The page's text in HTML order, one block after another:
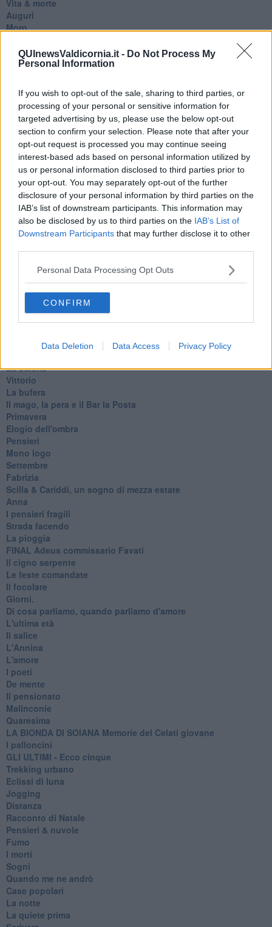
QUInewsValdicornia.it - Do Not Process My
Personal Information
If you wish to opt-out of the sale, sharing to third parties, or
processing of your personal or sensitive information for
targeted advertising by us, please use the below opt-out
section to confirm your selection. Please note that after your
opt-out request is processed you may continue seeing
interest-based ads based on personal information utilized by
us or personal information disclosed to third parties prior to
your opt-out. You may separately opt-out of the further
disclosure of your personal information by third parties on the
IAB’s list of downstream participants. This information may
also be disclosed by us to third parties on the IAB’s List of
Downstream Participants that may further disclose it to other
Personal Data Processing Opt Outs
CONFIRM
Data Deletion Data Access Privacy Policy
Vita & morte
Auguri
Moro
Continuando, la nonna e il carretto
Metaverso smart
Anzi
Confessioni autoreferenziali
Utopie
Estate
Il lago
Il diluvio
La classe
Pensieri incoerenti
Dal balcone
Insomnia
Il guardiano
Lo sgombero
Erodoto e Tucidide
L'evoluzione della specie
Il servizio
Riflessioni
L'Oscuro
Il paese dei balocchi
La balena
Vittorio
La bufera
Il mago, la pera e il Bar la Posta
Primavera
Elogio dell'ombra
Pensieri
Mono logo
Settembre
Fabrizia
​Scilla & Cariddi, un sogno di mezza estate
Anna
I pensieri fragili
Strada facendo
La pioggia
FINAL Adeus commissario Favati
Il cigno serpente
Le feste comandate
Il focolare
Giorni.
Di cosa parliamo, quando parliamo d'amore
L'ultima età
Il salice
L'Annina
L'amore
I poeti
De mente
Il pensionato
Malinconie
Quaresima
LA BIONDA DI SOIANA Memorie del Celati giovane
I palloncini
GLI ULTIMI - Ecco cinque
Trekking urbano
Eclissi di luna
Jogging
Distanza
Racconto di Natale
Pensieri & nuvole
Fumo
I morti
Sogni
Quando me ne andrò
Case popolari
La notte
La quiete prima